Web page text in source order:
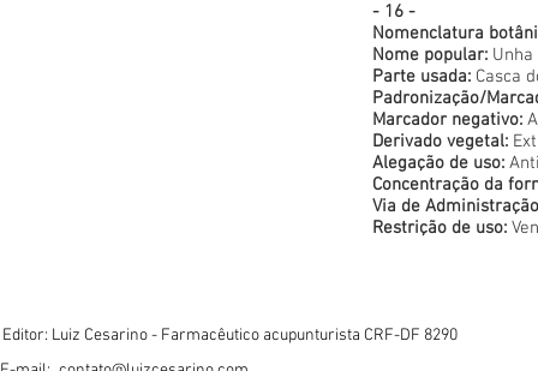
- 16 -
Nomenclatura
Nome popular:
Parte usada: Casca
Padronização/
Marcador negativo:
Derivado vegetal:
Alegação de uso:
Concentração da
Via de
Restrição de uso:
Editor: Luiz Cesarino - Farmacêutico acupunturista CRF-DF 8290